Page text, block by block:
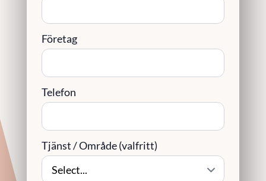
Företag
Telefon
Tjänst / Område (valfritt)